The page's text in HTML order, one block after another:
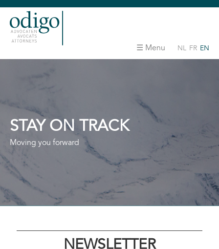
Menu NL FR EN
STAY ON TRACK
Moving you forward
NEWSLETTER